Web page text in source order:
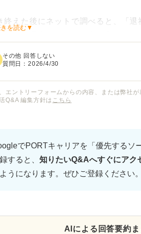
終えた後にネットで調べると、「
に提出してしまった状況で、この
を読む▼
その他 回答しない
質問日：2026/4/30
エントリーフォームからの内容、または弊社
Q&A 編集方針は こちら
でPORTキャリアを「優先するソ
すると、 知りたいQ&Aへすぐにアク
ようになります。ぜひご登録ください。
AIによる回答要約